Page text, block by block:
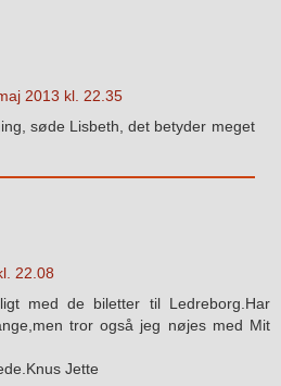
2013 kl. 22.35
søde Lisbeth, det betyder meget
22.08
med de biletter til Ledreborg.Har
tror også jeg nøjes med Mit
Jette